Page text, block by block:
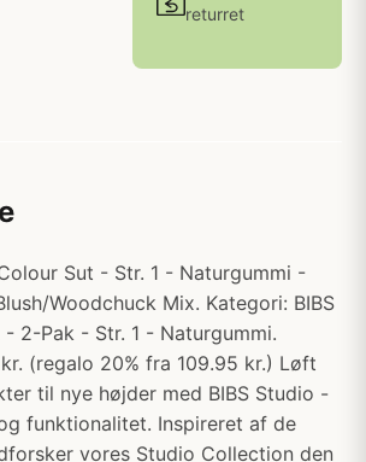
returret
Sut - Str. 1 - Naturgummi -
Woodchuck Mix. Kategori: BIBS
- 2-Pak - Str. 1 - Naturgummi.
(regalo 20% fra 109.95 kr.) Løft
til nye højder med BIBS Studio -
funktionalitet. Inspireret af de
vores Studio Collection den